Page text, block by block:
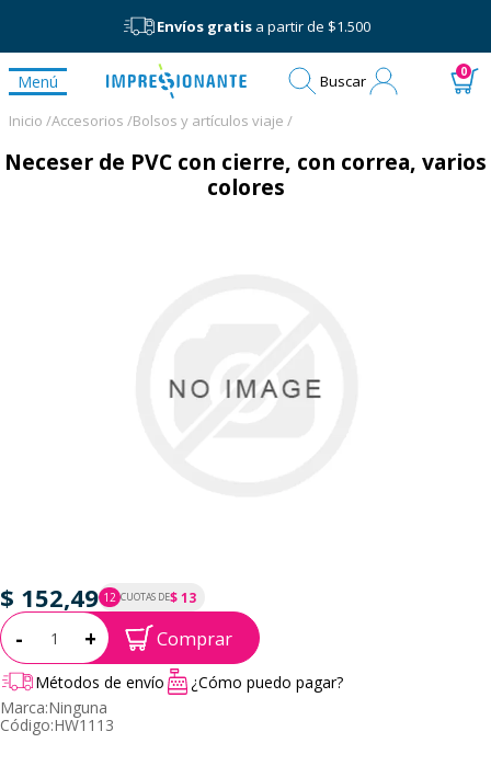
Envíos gratisa partir de $1.500
Menú Buscar 0
Inicio /Accesorios /Bolsos y artículos viaje /
Neceser de PVC con cierre, con correa, varios
colores
$ 152,49 12 CUOTAS DE$ 13
P.T.F. $ 152
Cantidad:
- + Comprar
Métodos de envío
¿Cómo puedo pagar?
Marca:Ninguna
Código:HW1113